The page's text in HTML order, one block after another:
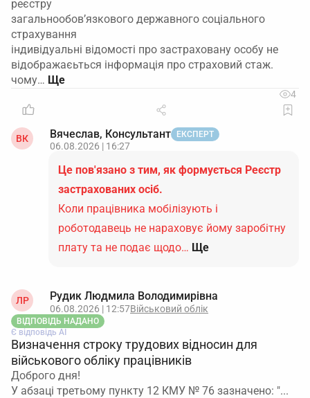
реєстру
загальнообов’язкового державного соціального
страхування
індивідуальні відомості про застраховану особу не
відображаєьться інформація про страховий стаж.
чому…
4
ВК Вячеслав, Консультант ЕКСПЕРТ
06.08.2026 | 16:27
Це пов'язано з тим, як формується Реєстр
застрахованих осіб.
Коли працівника мобілізують і
роботодавець не нараховує йому заробітну
плату та не подає щодо… Ще
ЛР Рудик Людмила Володимирівна
06.08.2026 | 12:57Військовий облік
ВІДПОВІДЬ НАДАНО
Є відповідь АІ
Визначення строку трудових відносин для
військового обліку працівників
Доброго дня!
У абзаці третьому пункту 12 КМУ № 76 зазначено: "...